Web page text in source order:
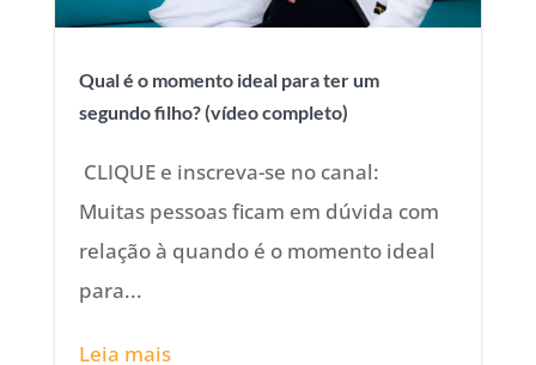
Qual é o momento ideal para ter um
segundo filho? (vídeo completo)
CLIQUE e inscreva-se no canal:
Muitas pessoas ficam em dúvida com
relação à quando é o momento ideal
para...
Leia mais